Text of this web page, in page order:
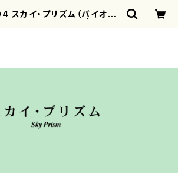
スカイ・プリズム（バイオリ